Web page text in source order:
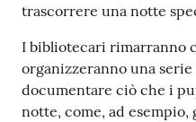
trascorrere una notte
I bibliotecari rimarranno
organizzeranno una
documentare ciò che i
notte, come, ad esempio,